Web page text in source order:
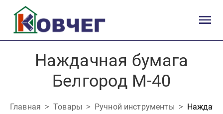
Наждачная бумага
Белгород М-40
Главная Товары Ручной инструменты